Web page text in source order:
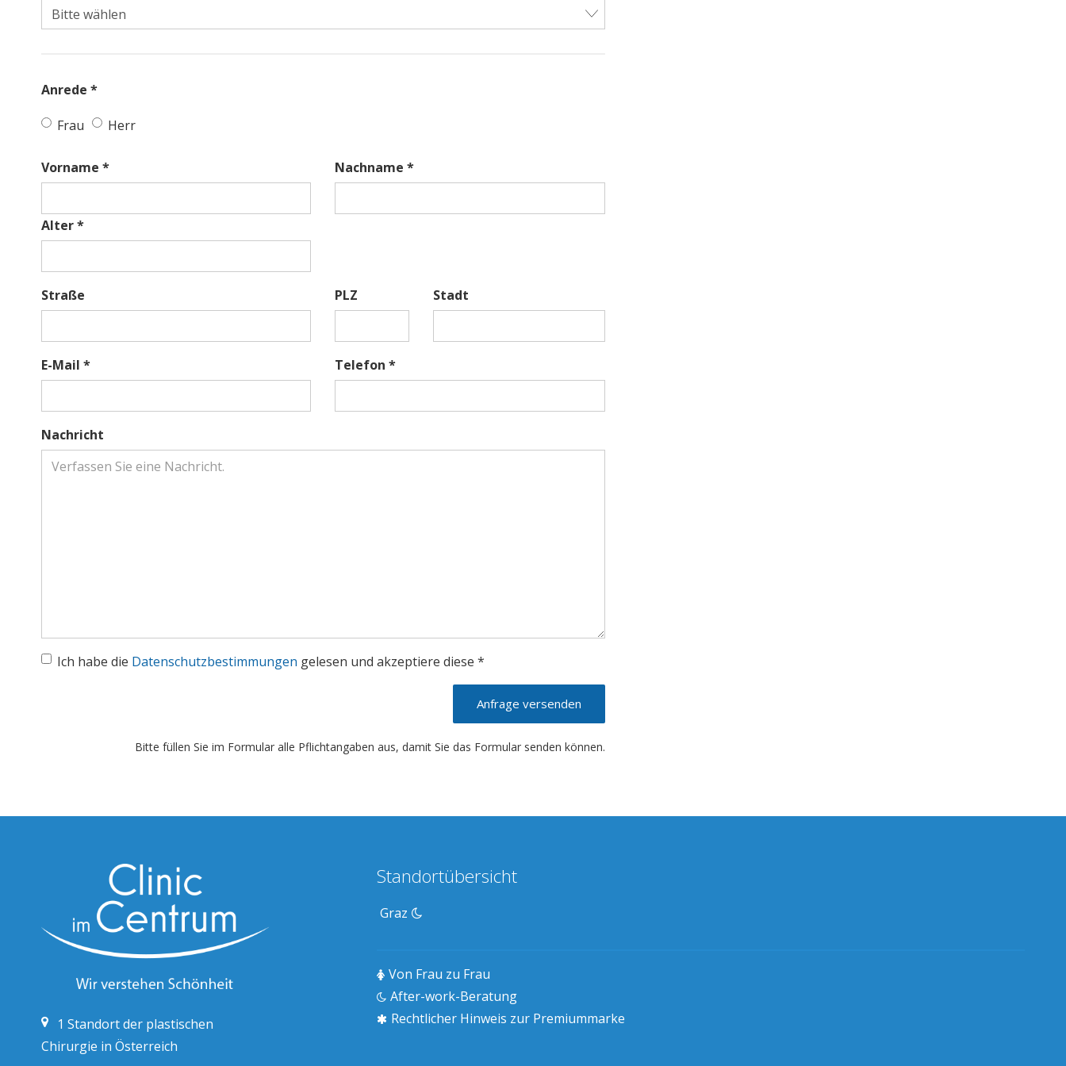
Anrede *
Frau Herr
Vorname * Nachname *
Alter *
Straße PLZ Stadt
E-Mail * Telefon *
Nachricht
Ich habe die Datenschutzbestimmungen gelesen und akzeptiere diese *
Anfrage versenden
Bitte füllen Sie im Formular alle Pflichtangaben aus, damit Sie das Formular senden können.
1 Standort der plastischen
Chirurgie in Österreich
Standortübersicht
Graz
Von Frau zu Frau
After-work-Beratung
Rechtlicher Hinweis zur Premiummarke